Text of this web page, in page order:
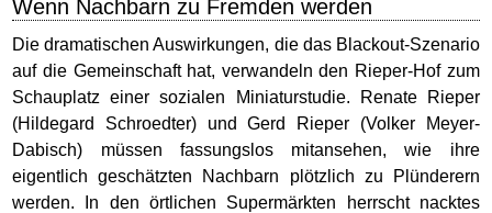
Wenn Nachbarn zu Fremden werden
Die dramatischen Auswirkungen, die das Blackout-Szenario
auf die Gemeinschaft hat, verwandeln den Rieper-Hof zum
Schauplatz einer sozialen Miniaturstudie. Renate Rieper
(Hildegard Schroedter) und Gerd Rieper (Volker Meyer-
Dabisch) müssen fassungslos mitansehen, wie ihre
eigentlich geschätzten Nachbarn plötzlich zu Plünderern
werden. In den örtlichen Supermärkten herrscht nacktes